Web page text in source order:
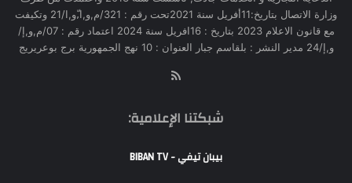
وزارة الاتصال بتاريخ:11أفريل سنة 2021تحت رقم : 321/م,و,ا,ّو,ا/21 وتكيفت
مع قانون الاعلام 2023 بتاريخ : 16افريل سنة 2024 اعتماد رقم : 07/م,و,إ/
و,إ/24 مدير النشر : بلقاسم جبار العنوان : 10 نهج الجمهورية برج بوعريريج
شبكتنا الإعلامية:
بيبان تيفي - BIBAN TV